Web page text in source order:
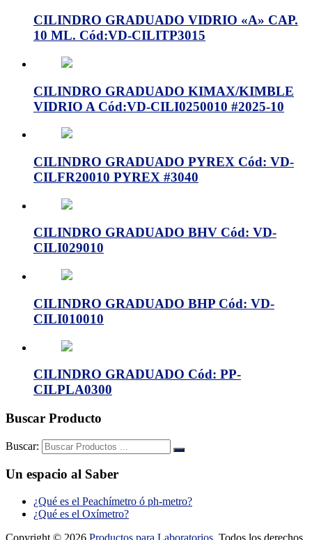
CILINDRO GRADUADO VIDRIO «A» CAP.
10 ML. Cód:VD-CILITP3015
CILINDRO GRADUADO KIMAX/KIMBLE
VIDRIO A Cód:VD-CILI0250010 #2025-10
CILINDRO GRADUADO PYREX Cód: VD-
CILFR20010 PYREX #3040
CILINDRO GRADUADO BHV Cód: VD-
CILI029010
CILINDRO GRADUADO BHP Cód: VD-
CILI010010
CILINDRO GRADUADO Cód: PP-
CILPLA0300
Buscar Producto
Buscar:
Un espacio al Saber
¿Qué es el Peachímetro ó ph-metro?
¿Qué es el Oxímetro?